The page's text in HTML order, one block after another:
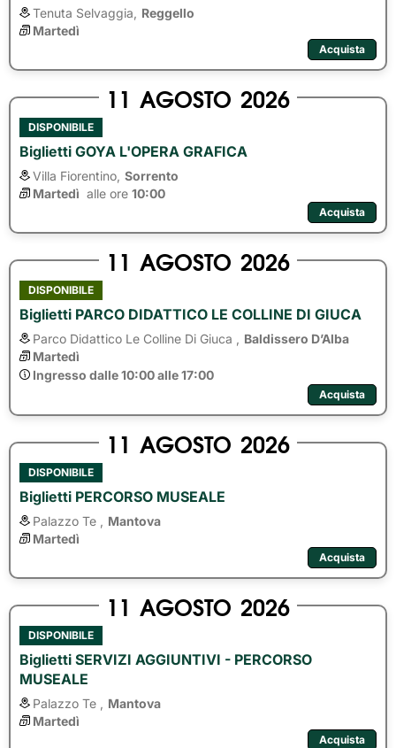
Tenuta Selvaggia,
Reggello
Martedì
Acquista
11 AGOSTO 2026
DISPONIBILE
Biglietti GOYA L'OPERA GRAFICA
Villa Fiorentino, Sorrento
Martedì alle ore 10:00
Acquista
11 AGOSTO 2026
DISPONIBILE
Biglietti PARCO DIDATTICO LE COLLINE DI GIUCA
Parco Didattico Le Colline Di Giuca ,
Baldissero D’Alba
Martedì
Ingresso dalle 10:00 alle 17:00
Acquista
11 AGOSTO 2026
DISPONIBILE
Biglietti PERCORSO MUSEALE
Palazzo Te ,
Mantova
Martedì
Acquista
11 AGOSTO 2026
DISPONIBILE
Biglietti SERVIZI AGGIUNTIVI - PERCORSO
MUSEALE
Palazzo Te ,
Mantova
Martedì
Acquista